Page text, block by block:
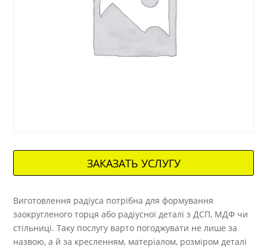
ЗАКАЗАТЬ УСЛУГУ
Виготовлення радіуса потрібна для формування
заокругленого торця або радіусної деталі з ДСП, МДФ чи
стільниці. Таку послугу варто погоджувати не лише за
назвою, а й за кресленням, матеріалом, розміром деталі